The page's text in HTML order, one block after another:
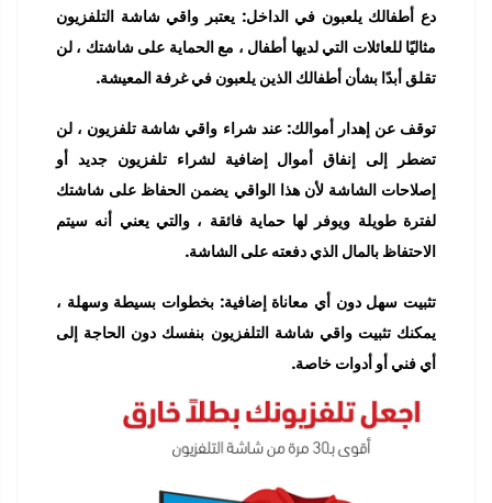
دع أطفالك يلعبون في الداخل: يعتبر واقي شاشة التلفزيون
مثاليًا للعائلات التي لديها أطفال ، مع الحماية على شاشتك ، لن
تقلق أبدًا بشأن أطفالك الذين يلعبون في غرفة المعيشة.
توقف عن إهدار أموالك: عند شراء واقي شاشة تلفزيون ، لن
تضطر إلى إنفاق أموال إضافية لشراء تلفزيون جديد أو
إصلاحات الشاشة لأن هذا الواقي يضمن الحفاظ على شاشتك
لفترة طويلة ويوفر لها حماية فائقة ، والتي يعني أنه سيتم
الاحتفاظ بالمال الذي دفعته على الشاشة.
تثبيت سهل دون أي معاناة إضافية: بخطوات بسيطة وسهلة ،
يمكنك تثبيت واقي شاشة التلفزيون بنفسك دون الحاجة إلى
أي فني أو أدوات خاصة.